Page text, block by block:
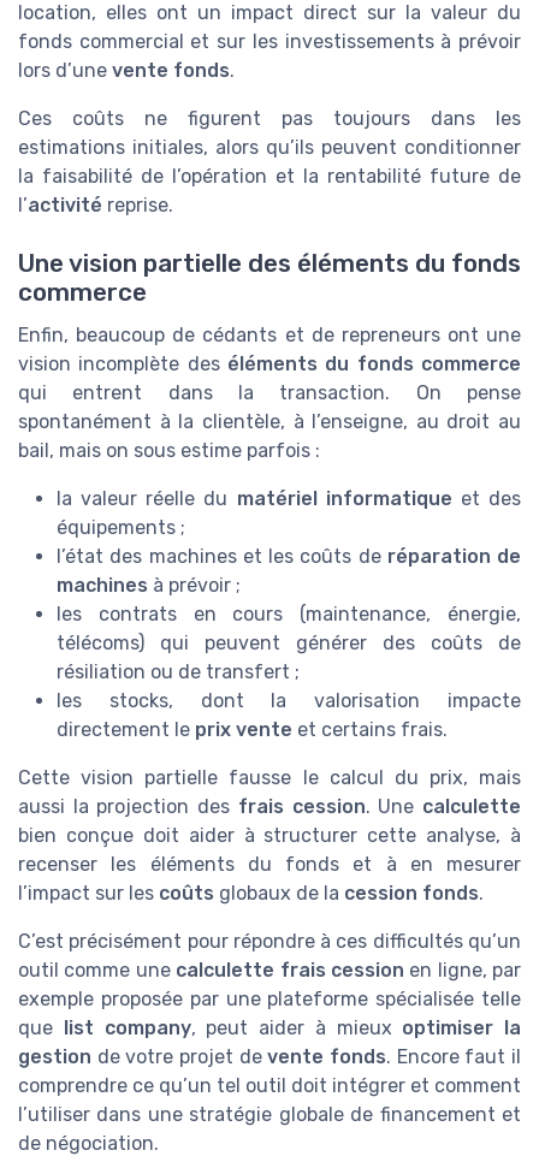
location, elles ont un impact direct sur la valeur du
fonds commercial et sur les investissements à prévoir
lors d’une vente fonds.
Ces coûts ne figurent pas toujours dans les
estimations initiales, alors qu’ils peuvent conditionner
la faisabilité de l’opération et la rentabilité future de
l’activité reprise.
Une vision partielle des éléments du fonds
commerce
Enfin, beaucoup de cédants et de repreneurs ont une
vision incomplète des éléments du fonds commerce
qui entrent dans la transaction. On pense
spontanément à la clientèle, à l’enseigne, au droit au
bail, mais on sous estime parfois :
la valeur réelle du matériel informatique et des
équipements ;
l’état des machines et les coûts de réparation de
machines à prévoir ;
les contrats en cours (maintenance, énergie,
télécoms) qui peuvent générer des coûts de
résiliation ou de transfert ;
les stocks, dont la valorisation impacte
directement le prix vente et certains frais.
Cette vision partielle fausse le calcul du prix, mais
aussi la projection des frais cession. Une calculette
bien conçue doit aider à structurer cette analyse, à
recenser les éléments du fonds et à en mesurer
l’impact sur les coûts globaux de la cession fonds.
C’est précisément pour répondre à ces difficultés qu’un
outil comme une calculette frais cession en ligne, par
exemple proposée par une plateforme spécialisée telle
que
list company, peut aider à mieux optimiser la
gestion de votre projet devente fonds. Encore faut il
comprendre ce qu’un tel outil doit intégrer et comment
l’utiliser dans une stratégie globale de financement et
de négociation.